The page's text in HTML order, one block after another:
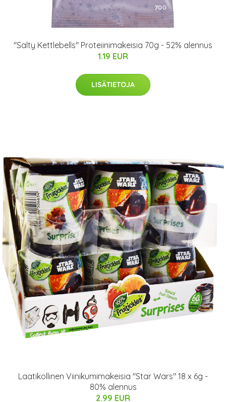
"Salty Kettlebells" Proteiinimakeisia 70g - 52% alennus
1.19 EUR
LISÄTIETOJA
Laatikollinen Viinikumimakeisia "Star Wars" 18 x 6g -
80% alennus
2.99 EUR